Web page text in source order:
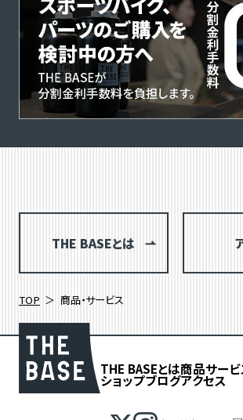
THE BASEとは
TOP 商品・サービス
THE BASEとは商品サービ
ショップブログアクセス